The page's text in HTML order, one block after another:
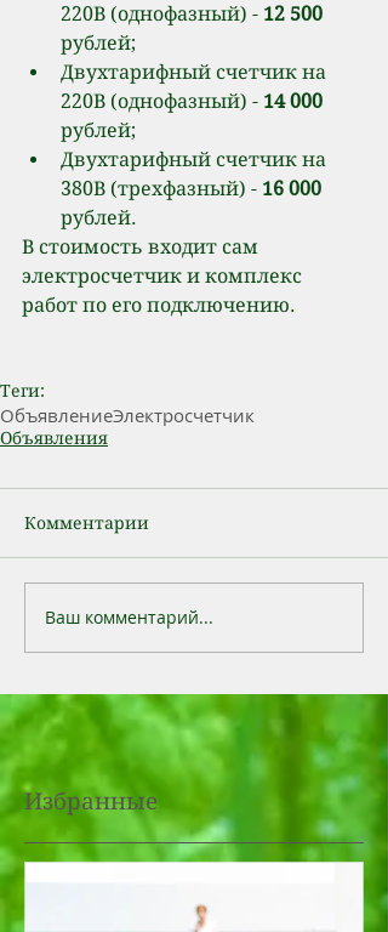
220В (однофазный) - 12 500
рублей;
Двухтарифный счетчик на
220В (однофазный) - 14 000
рублей;
Двухтарифный счетчик на
380В (трехфазный) - 16 000
рублей.
В стоимость входит сам
электросчетчик и комплекс
работ по его подключению.
Теги:
ОбъявлениеЭлектросчетчик
Объявления
Комментарии
Ваш комментарий...
Избранные